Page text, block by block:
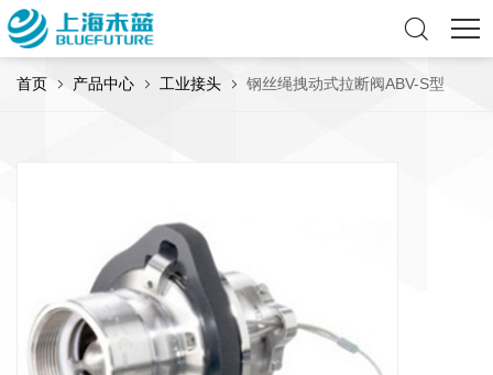
首页 产品中心 工业接头 钢丝绳拽动式拉断阀ABV-S型